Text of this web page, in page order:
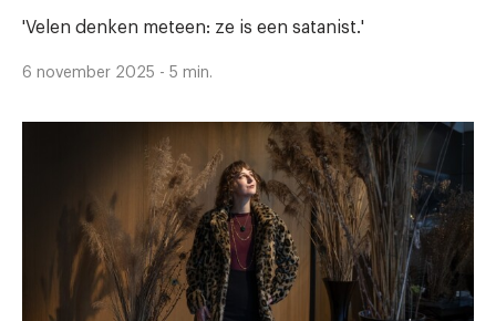
'Velen denken meteen: ze is een satanist.'
6 november 2025 - 5 min.